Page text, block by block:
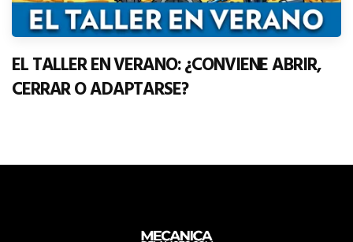
EL TALLER EN VERANO: ¿CONVIENE ABRIR,
CERRAR O ADAPTARSE?